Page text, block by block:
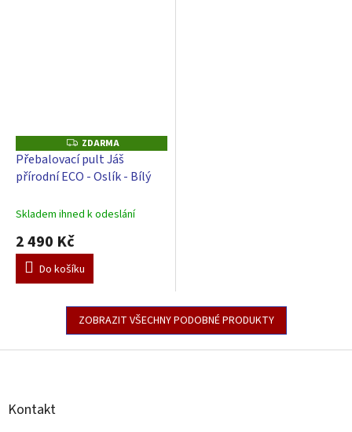
Z
D
A
R
ZDARMA
Přebalovací pult Jáš
přírodní ECO - Oslík - Bílý
Skladem ihned k odeslání
2 490 Kč
Do košíku
ZOBRAZIT VŠECHNY PODOBNÉ PRODUKTY
Z
Kontakt